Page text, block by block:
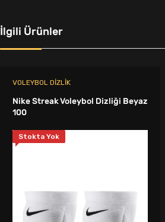
İlgili Ürünler
VOLEYBOL DIZLIK
Nike Streak Voleybol Dizliği Beyaz
100
Stokta Yok